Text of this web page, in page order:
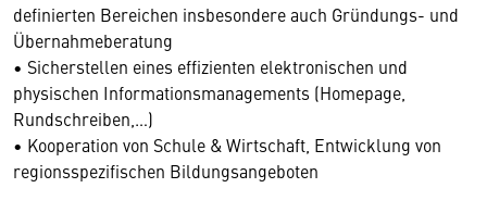
definierten Bereichen insbesondere auch Gründungs- und
Übernahmeberatung
• Sicherstellen eines effizienten elektronischen und
physischen Informationsmanagements (Homepage,
Rundschreiben,…)
• Kooperation von Schule & Wirtschaft, Entwicklung von
regionsspezifischen Bildungsangeboten